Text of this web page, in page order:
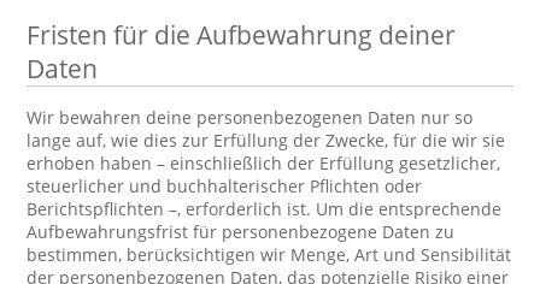
Fristen für die Aufbewahrung deiner
Daten
Wir bewahren deine personenbezogenen Daten nur so
lange auf, wie dies zur Erfüllung der Zwecke, für die wir sie
erhoben haben – einschließlich der Erfüllung gesetzlicher,
steuerlicher und buchhalterischer Pflichten oder
Berichtspflichten –, erforderlich ist. Um die entsprechende
Aufbewahrungsfrist für personenbezogene Daten zu
bestimmen, berücksichtigen wir Menge, Art und Sensibilität
der personenbezogenen Daten, das potenzielle Risiko einer